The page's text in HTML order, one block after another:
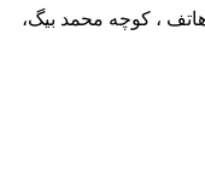
، کوچه محمد بیگ،